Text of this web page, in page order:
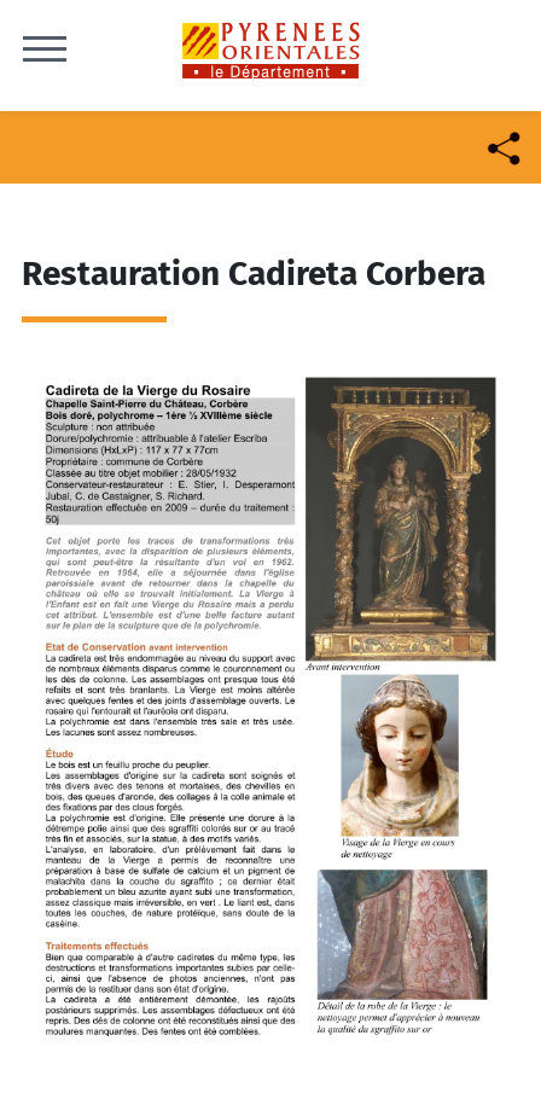
Restauration Cadireta Corbera